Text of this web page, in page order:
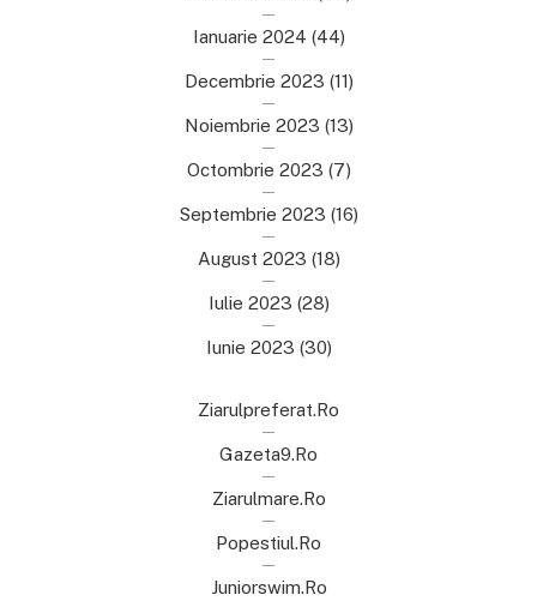
Ianuarie 2024 (44)
Decembrie 2023 (11)
Noiembrie 2023 (13)
Octombrie 2023 (7)
Septembrie 2023 (16)
August 2023 (18)
Iulie 2023 (28)
Iunie 2023 (30)
Ziarulpreferat.ro
Gazeta9.ro
Ziarulmare.ro
Popestiul.ro
Juniorswim.ro